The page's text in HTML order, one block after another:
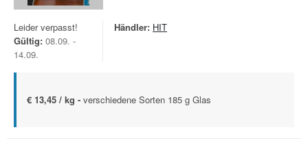
Leider verpasst!
Gültig: 08.09. -
14.09.
Händler: HIT
€ 13,45 / kg - verschiedene Sorten 185 g Glas